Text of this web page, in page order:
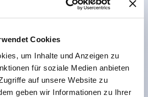
Cookies
um Inhalte und Anzeigen zu
für soziale Medien anbieten
auf unsere Website zu
geben wir Informationen zu Ihrer
mit integriertem
und IP65 vollständig verfügbar
Entspricht EN (Europa)